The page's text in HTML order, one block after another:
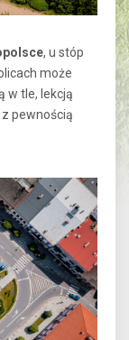
, u stóp
może
w tle, lekcją
pewnością